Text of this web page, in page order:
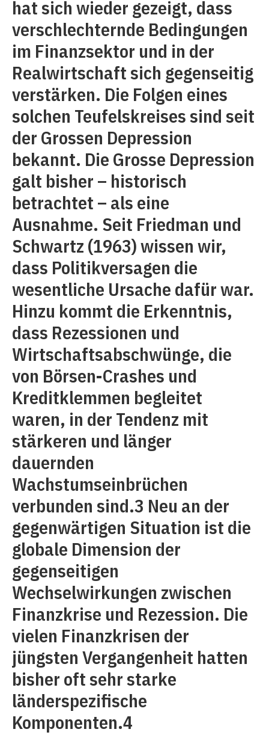
hat sich wieder gezeigt, dass
verschlechternde Bedingungen
im Finanzsektor und in der
Realwirtschaft sich gegenseitig
verstärken. Die Folgen eines
solchen Teufelskreises sind seit
der Grossen Depression
bekannt. Die Grosse Depression
galt bisher – historisch
betrachtet – als eine
Ausnahme. Seit Friedman und
Schwartz (1963) wissen wir,
dass Politikversagen die
wesentliche Ursache dafür war.
Hinzu kommt die Erkenntnis,
dass Rezessionen und
Wirtschaftsabschwünge, die
von Börsen-Crashes und
Kreditklemmen begleitet
waren, in der Tendenz mit
stärkeren und länger
dauernden
Wachstumseinbrüchen
verbunden sind.3 Neu an der
gegenwärtigen Situation ist die
globale Dimension der
gegenseitigen
Wechselwirkungen zwischen
Finanzkrise und Rezession. Die
vielen Finanzkrisen der
jüngsten Vergangenheit hatten
bisher oft sehr starke
länderspezifische
Komponenten.4